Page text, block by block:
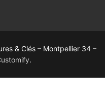
& Clés – Montpellier 34 –
.